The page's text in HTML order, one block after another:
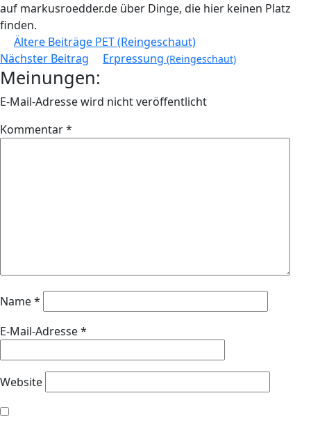
auf markusroedder.de über Dinge, die hier keinen Platz
finden.
Beitragsnavigation
Ältere Beiträge PET (Reingeschaut)
Nächster Beitrag
Erpressung (Reingeschaut)
Meinungen:
E-Mail-Adresse wird nicht veröffentlicht
Kommentar*
Name*
E-Mail-Adresse*
Website